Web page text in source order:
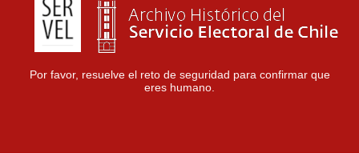
Por favor, resuelve el reto de seguridad para confirmar que
eres humano.